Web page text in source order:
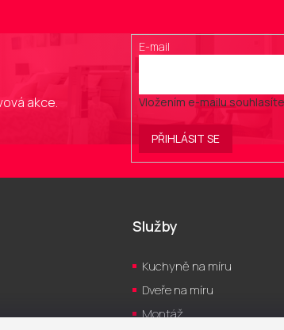
akce.
E-mail
Vložením e-mailu
PŘIHLÁSIT SE
Služby
Kuchyně na míru
Dveře na míru
Montáž